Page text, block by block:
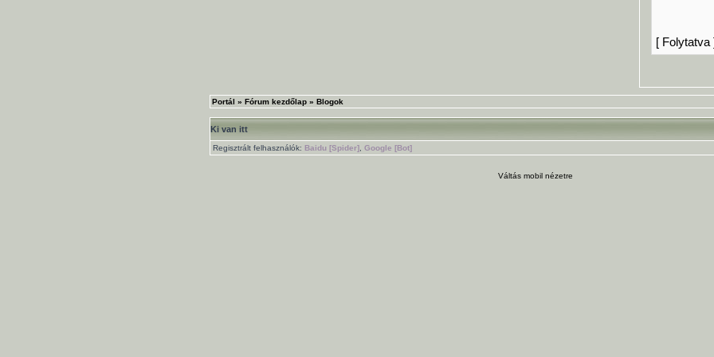
[ Folytatva
Portál » Fórum kezdőlap » Blogok
Ki van itt
Regisztrált felhasználók: Baidu [Spider] Google [Bot]
Váltás mobil nézetre